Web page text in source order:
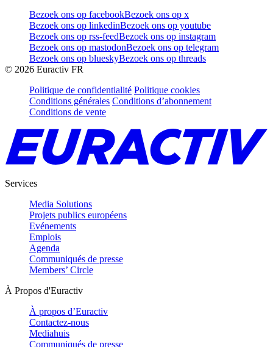
Bezoek ons op facebookBezoek ons op x
Bezoek ons op linkedinBezoek ons op youtube
Bezoek ons op rss-feedBezoek ons op instagram
Bezoek ons op mastodonBezoek ons op telegram
Bezoek ons op blueskyBezoek ons op threads
© 2026 Euractiv FR
Politique de confidentialité Politique cookies
Conditions générales Conditions d’abonnement
Conditions de vente
Services
Media Solutions
Projets publics européens
Evénements
Emplois
Agenda
Communiqués de presse
Members’ Circle
À Propos d'Euractiv
À propos d’Euractiv
Contactez-nous
Mediahuis
Communiqués de presse